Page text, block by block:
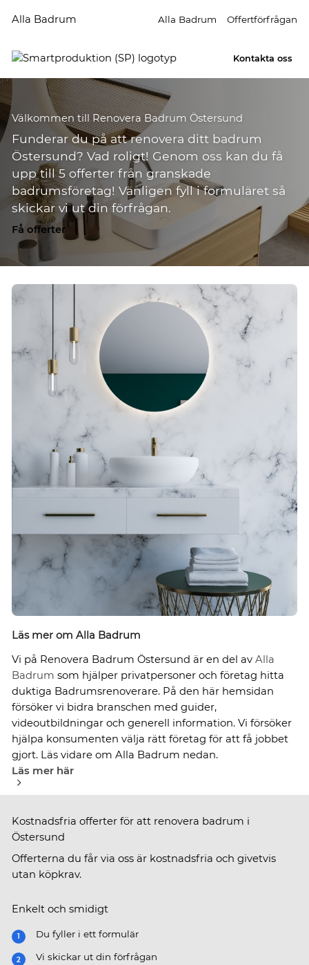
Alla Badrum Alla Badrum Offertförfrågan
Kontakta oss
Välkommen till Renovera Badrum Östersund
Funderar du på att renovera ditt badrum
Östersund? Vad roligt! Genom oss kan du få
upp till 5 offerter från granskade
badrumsföretag! Vänligen fyll i formuläret så
skickar vi ut din förfrågan.
Få offerter
Läs mer om Alla Badrum
Vi på Renovera Badrum Östersund är en del av Alla
Badrum som hjälper privatpersoner och företag hitta
duktiga Badrumsrenoverare. På den här hemsidan
försöker vi bidra branschen med guider,
videoutbildningar och generell information. Vi försöker
hjälpa konsumenten välja rätt företag för att få jobbet
gjort. Läs vidare om Alla Badrum nedan.
Läs mer här
Kostnadsfria offerter för att renovera badrum i
Östersund
Offerterna du får via oss är kostnadsfria och givetvis
utan köpkrav.
Enkelt och smidigt
Du fyller i ett formulär
Vi skickar ut din förfrågan